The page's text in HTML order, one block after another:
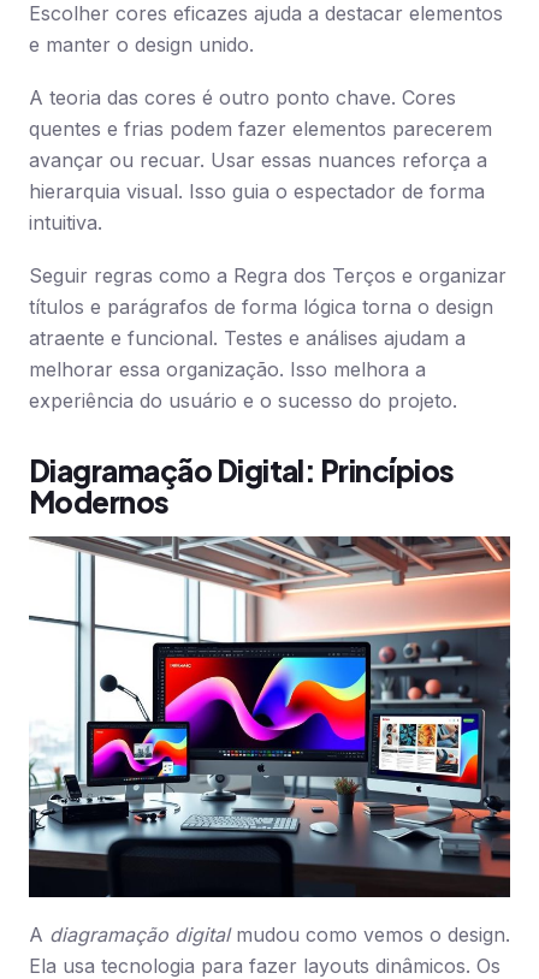
Escolher cores eficazes ajuda a destacar elementos
e manter o design unido.
A teoria das cores é outro ponto chave. Cores
quentes e frias podem fazer elementos parecerem
avançar ou recuar. Usar essas nuances reforça a
hierarquia visual. Isso guia o espectador de forma
intuitiva.
Seguir regras como a Regra dos Terços e organizar
títulos e parágrafos de forma lógica torna o design
atraente e funcional. Testes e análises ajudam a
melhorar essa organização. Isso melhora a
experiência do usuário e o sucesso do projeto.
Diagramação Digital: Princípios
Modernos
A diagramação digitalmudou como vemos o design.
Ela usa tecnologia para fazer layouts dinâmicos. Os